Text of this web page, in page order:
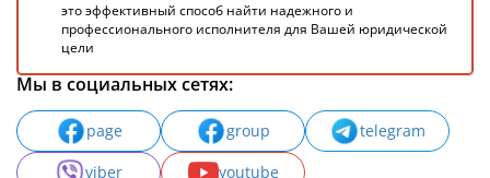
это эффективный способ найти надежного и
профессионального исполнителя для Вашей юридической
цели
Мы в социальных сетях:
page group
telegram
viber
youtube